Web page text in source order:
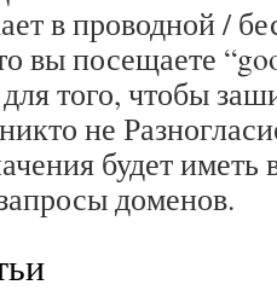
в проводной /
вы посещаете
того, чтобы
не
будет иметь
доменов.